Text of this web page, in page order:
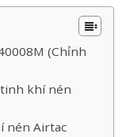
(Chỉnh
tinh khí nén
nén Airtac